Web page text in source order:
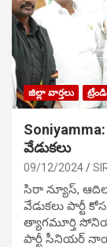
జిల్లా వార్తలు
వేడుక‌లు
09/12/2024
సిరా న్యూస్,
వేడుక‌లు పార్టీ
త్యాగమూర్తి
పార్టీ సీనియ‌ర్